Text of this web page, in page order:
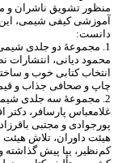
منظور تشویق ناشران و
آموزشی کیفی شیمی، این
دانست:
1. مجموعۀ دو جلدی
محمود دیانی، انتشارات
انتخاب کتابی خوب و
چاپ و صحافی جذاب و
2. مجموعۀ سه جلدی شیمی
غلامعباس پارسافر،
پورجوادی و مجتبی
هیئت داوران، تلاش
کمنظیر، یپا پیش